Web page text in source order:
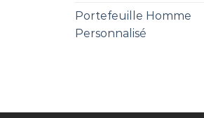
Portefeuille Homme
Personnalisé